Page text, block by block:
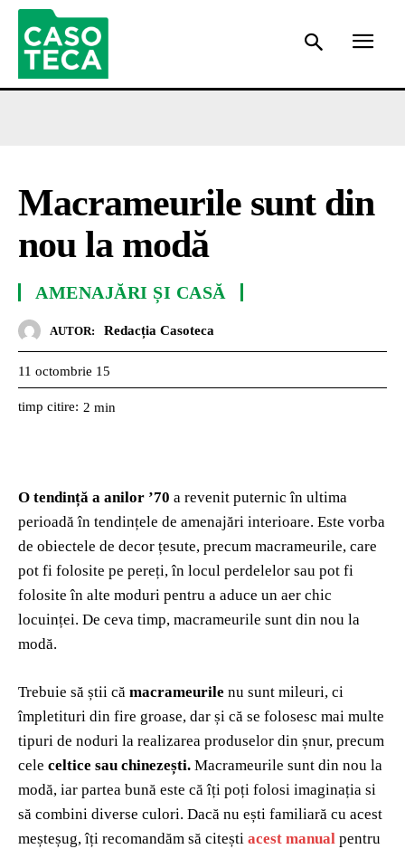
Macrameurile sunt din
nou la modă
AMENAJĂRI ȘI CASĂ
AUTOR: Redacția Casoteca
11 octombrie 15
timp citire: 2 min
O tendință a anilor ’70 a revenit puternic în ultima
perioadă în tendințele de amenajări interioare. Este vorba
de obiectele de decor țesute, precum macrameurile, care
pot fi folosite pe pereți, în locul perdelelor sau pot fi
folosite în alte moduri pentru a aduce un aer chic
locuinței. De ceva timp, macrameurile sunt din nou la
modă.
Trebuie să știi că macrameurile nu sunt mileuri, ci
împletituri din fire groase, dar și că se folosesc mai multe
tipuri de noduri la realizarea produselor din șnur, precum
cele celtice sau chinezești. Macrameurile sunt din nou la
modă, iar partea bună este că îți poți folosi imaginația si
să combini diverse culori. Dacă nu ești familiară cu acest
meșteșug, îți recomandăm să citești acest manual pentru